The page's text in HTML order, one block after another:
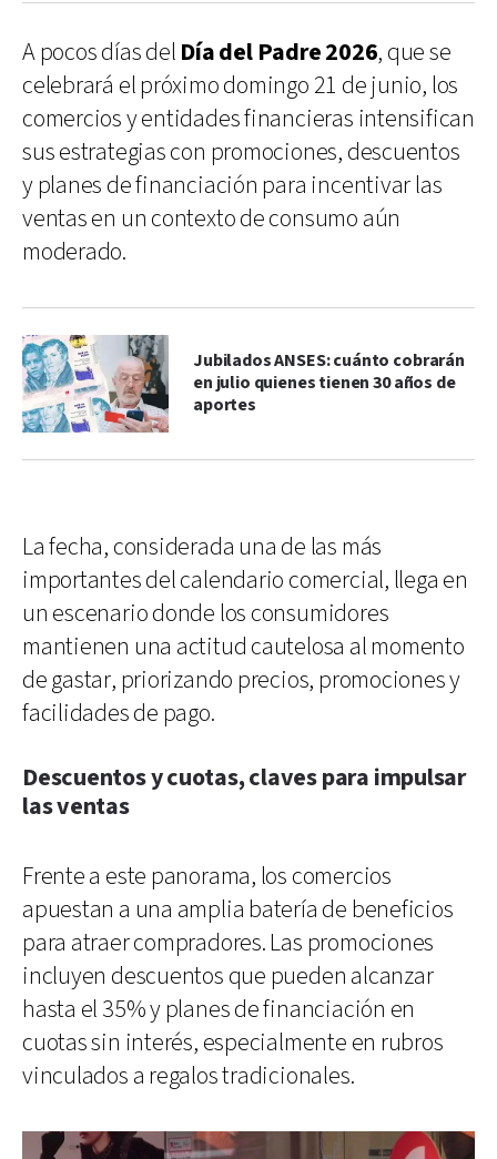
A pocos días del Día del Padre 2026, que se
celebrará el próximo domingo 21 de junio, los
comercios y entidades financieras intensifican
sus estrategias con promociones, descuentos
y planes de financiación para incentivar las
ventas en un contexto de consumo aún
moderado.
Jubilados ANSES: cuánto cobrarán
en julio quienes tienen 30 años de
aportes
La fecha, considerada una de las más
importantes del calendario comercial, llega en
un escenario donde los consumidores
mantienen una actitud cautelosa al momento
de gastar, priorizando precios, promociones y
facilidades de pago.
Descuentos y cuotas, claves para impulsar
las ventas
Frente a este panorama, los comercios
apuestan a una amplia batería de beneficios
para atraer compradores. Las promociones
incluyen descuentos que pueden alcanzar
hasta el 35% y planes de financiación en
cuotas sin interés, especialmente en rubros
vinculados a regalos tradicionales.